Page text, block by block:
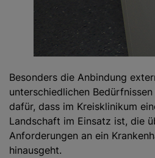
Besonders die Anbindung
unterschiedlichen
dafür, dass im Kreisklinikum
Landschaft im Einsatz ist, die
Anforderungen an ein
hinausgeht.